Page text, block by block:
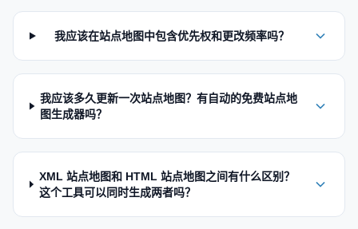
我应该在站点地图中包含优先权和更改频率吗？
我应该多久更新一次站点地图？有自动的免费站点地
图生成器吗？
XML 站点地图和 HTML 站点地图之间有什么区别？
这个工具可以同时生成两者吗？